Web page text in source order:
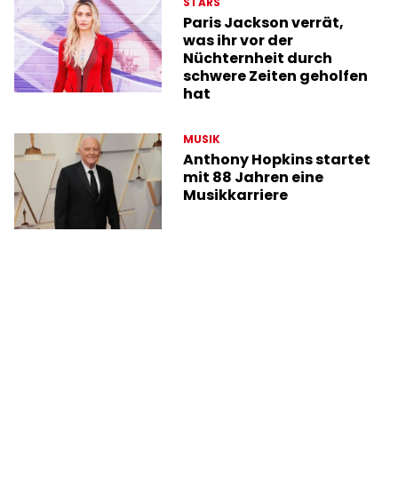
Paris Jackson verrät,
was ihr vor der
Nüchternheit durch
schwere Zeiten geholfen
hat
MUSIK
Anthony Hopkins startet
mit 88 Jahren eine
Musikkarriere